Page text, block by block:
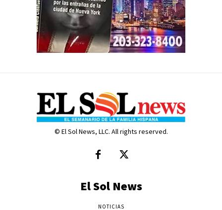
© El Sol News, LLC. All rights reserved.
El Sol News
NOTICIAS